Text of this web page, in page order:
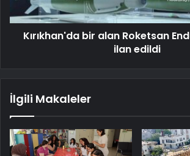
Kırıkhan'da bir alan Roketsan
ilan edildi
İlgili Makaleler